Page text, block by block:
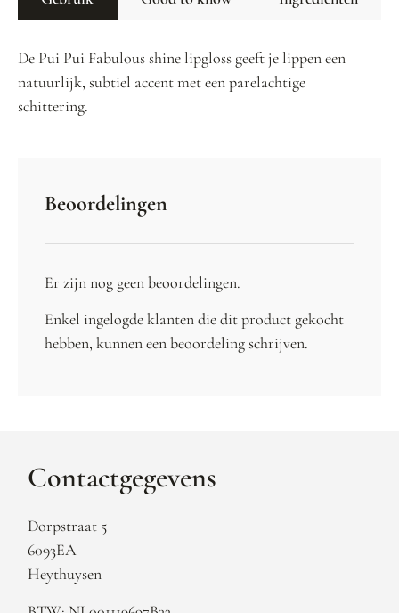
De Pui Pui Fabulous shine lipgloss geeft je lippen een
natuurlijk, subtiel accent met een parelachtige
schittering.
Beoordelingen
Er zijn nog geen beoordelingen.
Enkel ingelogde klanten die dit product gekocht
hebben, kunnen een beoordeling schrijven.
Contactgegevens
Dorpstraat 5
6093EA
Heythuysen